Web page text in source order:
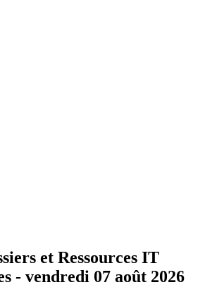
et Ressources IT
- vendredi 07 août 2026